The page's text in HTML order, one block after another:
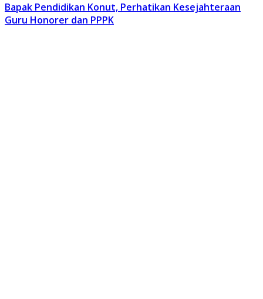
Bapak Pendidikan Konut, Perhatikan Kesejahteraan
Guru Honorer dan PPPK